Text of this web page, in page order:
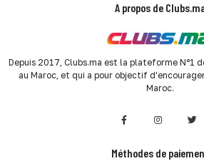
A propos de
Depuis 2017, Clubs.ma est la plateforme N°1
au Maroc, et qui a pour objectif
Maroc.
Méthodes de